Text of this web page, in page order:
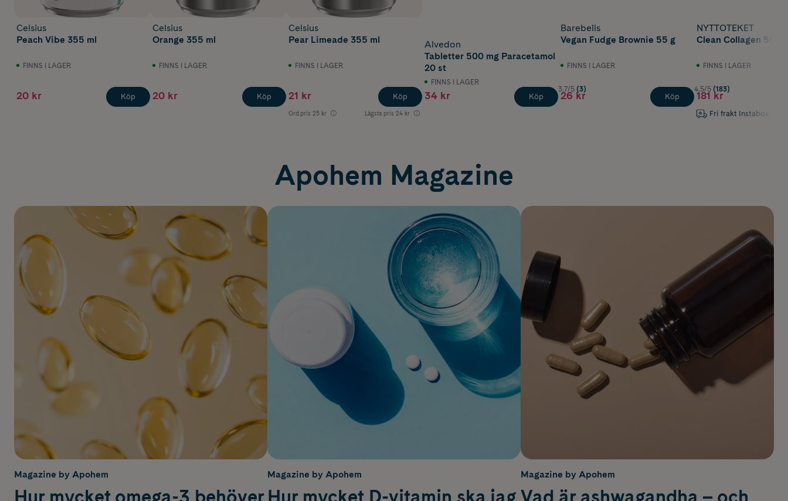
Celsius
Peach Vibe 355 ml
FINNS I LAGER
20 kr Köp
Celsius
Orange 355 ml
FINNS I LAGER
20 kr Köp
Celsius
Pear Limeade 355 ml
FINNS I LAGER
21 kr
Ord.pris 25 kr Lägsta pris 24 kr
Köp
Alvedon
Tabletter 500 mg Paracetamol
20 st
FINNS I LAGER
34 kr Köp
Barebells
Vegan Fudge Brownie 55 g
FINNS I LAGER
3.7/5 (3)
26 kr Köp
NYTTOTEKET
Clean Collagen 500 g
FINNS I LAGER
4.5/5 (183)
181 kr
Fri frakt Instabox
Apohem Magazine
Magazine by Apohem
Hur mycket omega-3 behöver
Magazine by Apohem
Hur mycket D-vitamin ska jag
Magazine by Apohem
Vad är ashwagandha – och